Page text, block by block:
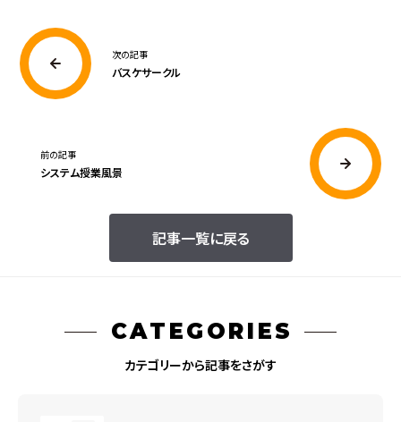
次の記事
バスケサークル
記事一覧に戻る
前の記事
システム授業風景
CATEGORIES
カテゴリーから記事をさがす